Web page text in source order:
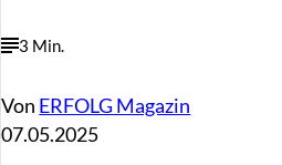
3 Min.
Von ERFOLG Magazin
07.05.2025